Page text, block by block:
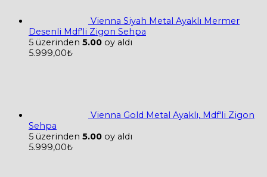
ürün
sayfasından
seçilebilir
Vienna Siyah Metal Ayaklı Mermer
Desenli Mdf'li Zigon Sehpa
5 üzerinden 5.00 oy aldı
5.999,00₺
Vienna Gold Metal Ayaklı, Mdf'li Zigon
Sehpa
5 üzerinden 5.00 oy aldı
5.999,00₺